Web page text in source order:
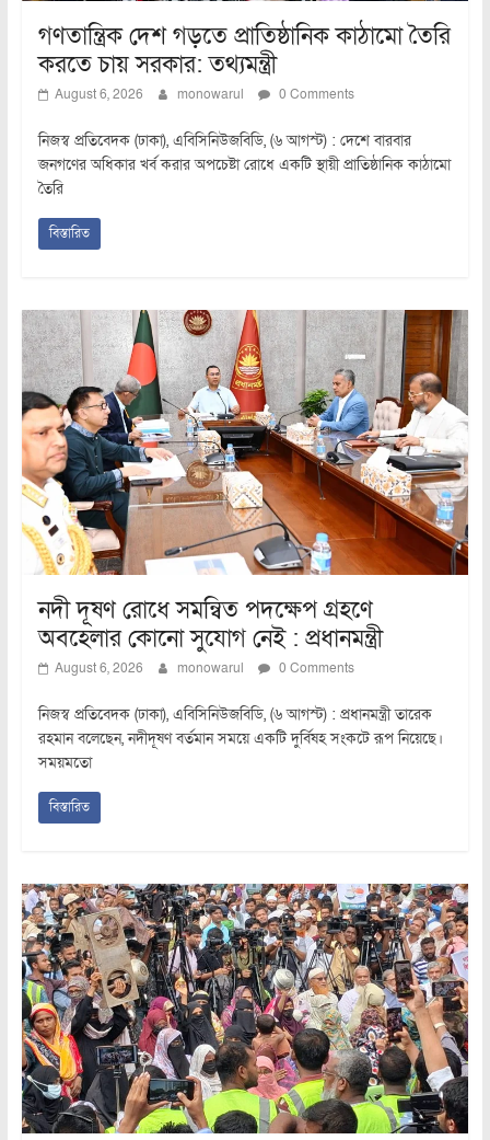
গণতান্ত্রিক দেশ গড়তে প্রাতিষ্ঠানিক কাঠামো তৈরি
করতে চায় সরকার: তথ্যমন্ত্রী
August 6, 2026 monowarul 0 Comments
নিজস্ব প্রতিবেদক (ঢাকা), এবিসিনিউজবিডি, (৬ আগস্ট) : দেশে বারবার
জনগণের অধিকার খর্ব করার অপচেষ্টা রোধে একটি স্থায়ী প্রাতিষ্ঠানিক কাঠামো
তৈরি
বিস্তারিত
নদী দূষণ রোধে সমন্বিত পদক্ষেপ গ্রহণে
অবহেলার কোনো সুযোগ নেই : প্রধানমন্ত্রী
August 6, 2026 monowarul 0 Comments
নিজস্ব প্রতিবেদক (ঢাকা), এবিসিনিউজবিডি, (৬ আগস্ট) : প্রধানমন্ত্রী তারেক
রহমান বলেছেন, নদীদূষণ বর্তমান সময়ে একটি দুর্বিষহ সংকটে রূপ নিয়েছে।
সময়মতো
বিস্তারিত